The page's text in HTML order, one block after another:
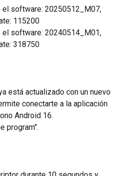
el software: 20250512_M07,
115200
el software: 20240514_M01,
318750
está actualizado con un nuevo
conectarte a la aplicación
Android 16.
program".